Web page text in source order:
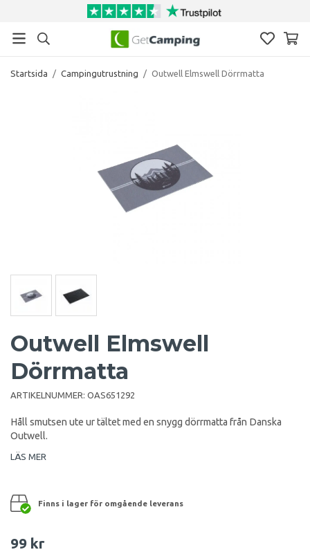
Startsida / Campingutrustning / Outwell Elmswell Dörrmatta
Outwell Elmswell
Dörrmatta
ARTIKELNUMMER: OAS651292
Håll smutsen ute ur tältet med en snygg dörrmatta från Danska
Outwell.
LÄS MER
Finns i lager för omgående leverans
99 kr